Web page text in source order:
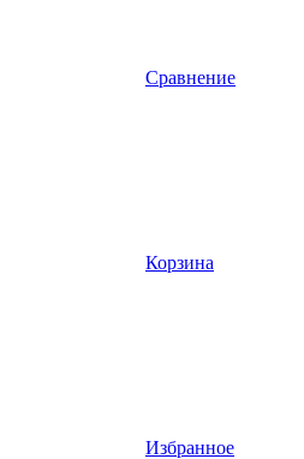
Сравнение
Корзина
Избранное